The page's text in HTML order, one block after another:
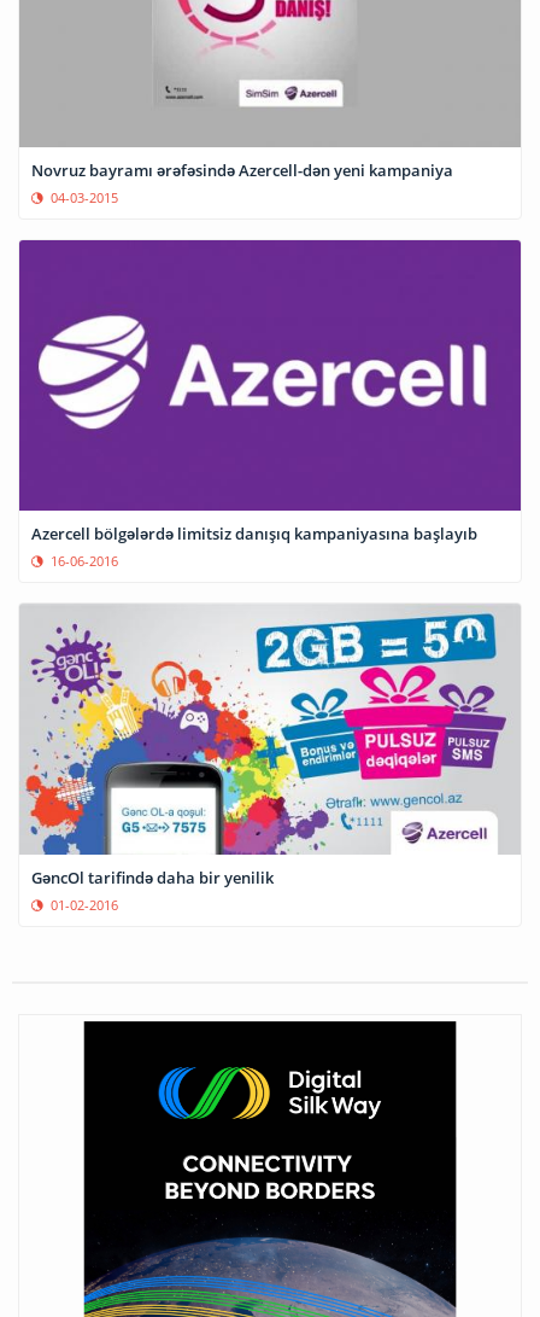
Novruz bayramı ərəfəsində Azercell-dən yeni kampaniya
04-03-2015
Azercell bölgələrdə limitsiz danışıq kampaniyasına başlayıb
16-06-2016
GəncOl tarifində daha bir yenilik
01-02-2016